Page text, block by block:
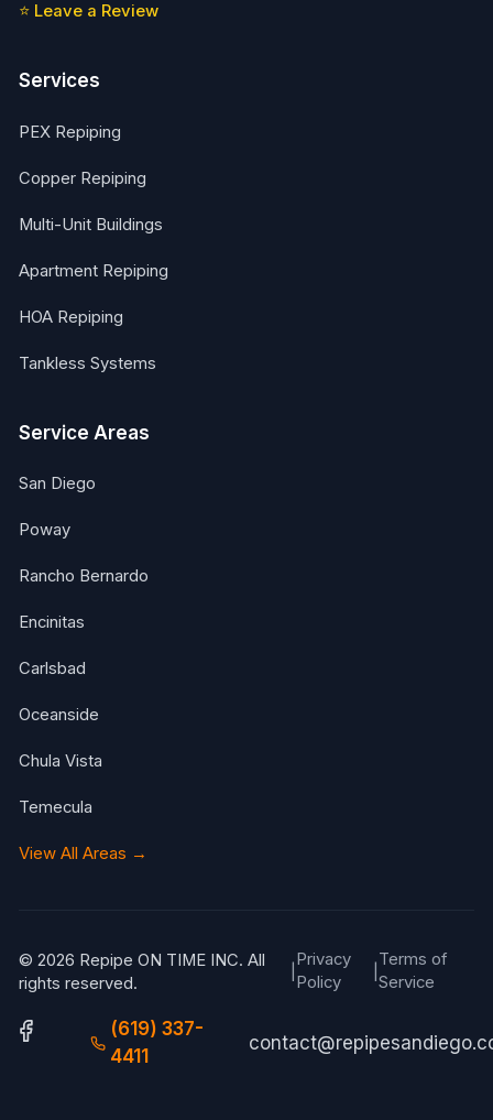
⭐ Leave a Review
Services
PEX Repiping
Copper Repiping
Multi-Unit Buildings
Apartment Repiping
HOA Repiping
Tankless Systems
Service Areas
San Diego
Poway
Rancho Bernardo
Encinitas
Carlsbad
Oceanside
Chula Vista
Temecula
View All Areas →
© 2026 Repipe ON TIME INC. All
rights reserved.
Privacy
Policy
Terms of
Service
(619) 337-
4411